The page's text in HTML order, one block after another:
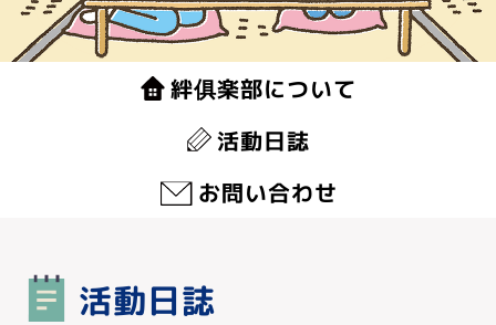
絆俱楽部について
活動日誌
お問い合わせ
活動日誌